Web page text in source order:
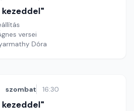
kezeddel"
versei
Dóra
szombat 16:30
kezeddel"